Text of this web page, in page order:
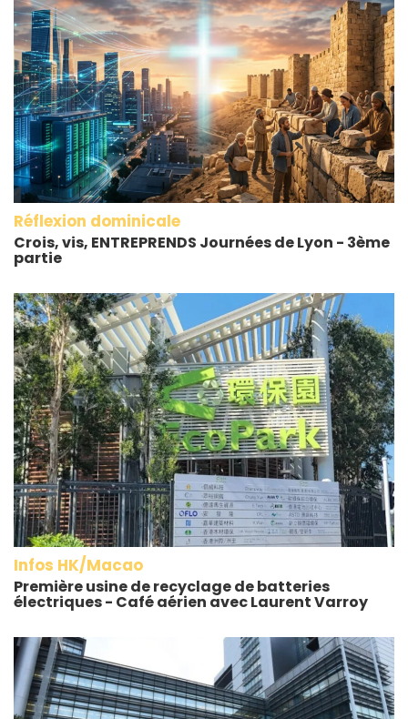
Réflexion dominicale
Crois, vis, ENTREPRENDS Journées de Lyon - 3ème
partie
Infos HK/Macao
Première usine de recyclage de batteries
électriques - Café aérien avec Laurent Varroy